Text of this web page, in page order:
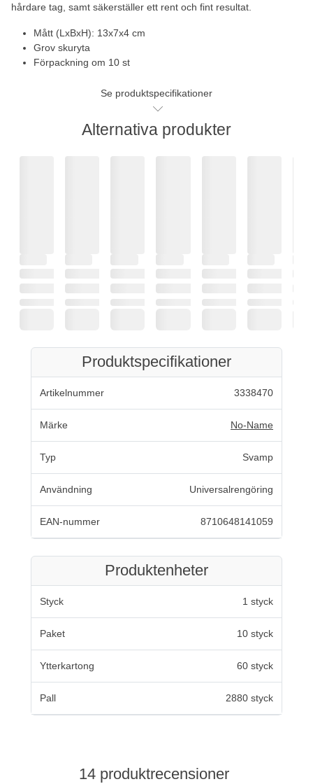
hårdare tag, samt säkerställer ett rent och fint resultat.
Mått (LxBxH): 13x7x4 cm
Grov skuryta
Förpackning om 10 st
Se produktspecifikationer
Alternativa produkter
Produktspecifikationer
Artikelnummer 3338470
Märke No-Name
Typ Svamp
Användning Universalrengöring
EAN-nummer 8710648141059
Produktenheter
Styck 1 styck
Paket 10 styck
Ytterkartong 60 styck
Pall 2880 styck
14 produktrecensioner